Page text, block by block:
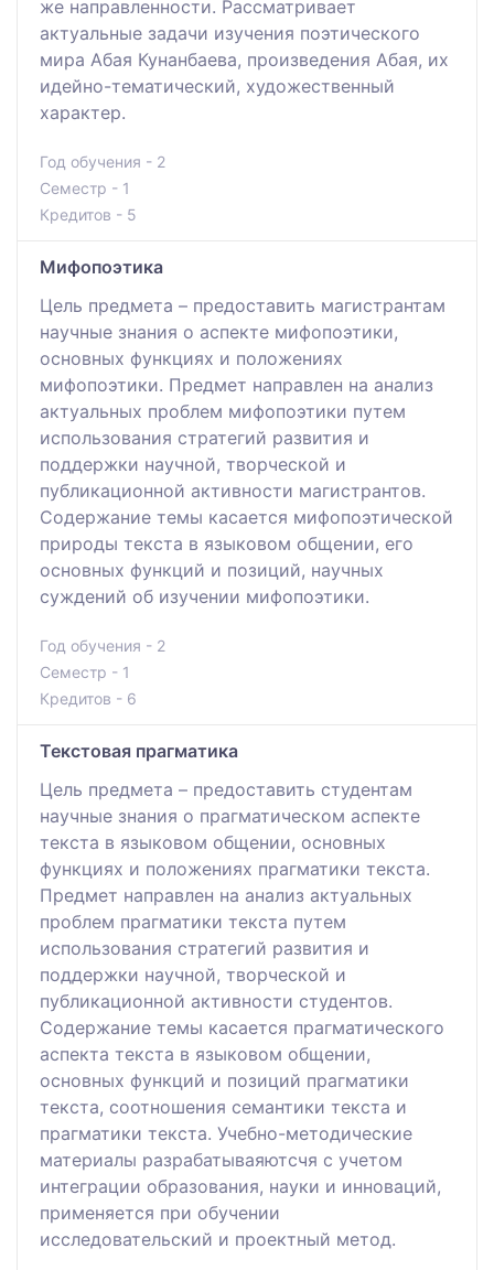
же направленности. Рассматривает
актуальные задачи изучения поэтического
мира Абая Кунанбаева, произведения Абая, их
идейно-тематический, художественный
характер.
Год обучения - 2
Семестр - 1
Кредитов - 5
Мифопоэтика
Цель предмета – предоставить магистрантам
научные знания о аспекте мифопоэтики,
основных функциях и положениях
мифопоэтики. Предмет направлен на анализ
актуальных проблем мифопоэтики путем
использования стратегий развития и
поддержки научной, творческой и
публикационной активности магистрантов.
Содержание темы касается мифопоэтической
природы текста в языковом общении, его
основных функций и позиций, научных
суждений об изучении мифопоэтики.
Год обучения - 2
Семестр - 1
Кредитов - 6
Текстовая прагматика
Цель предмета – предоставить студентам
научные знания о прагматическом аспекте
текста в языковом общении, основных
функциях и положениях прагматики текста.
Предмет направлен на анализ актуальных
проблем прагматики текста путем
использования стратегий развития и
поддержки научной, творческой и
публикационной активности студентов.
Содержание темы касается прагматического
аспекта текста в языковом общении,
основных функций и позиций прагматики
текста, соотношения семантики текста и
прагматики текста. Учебно-методические
материалы разрабатываяютсчя с учетом
интеграции образования, науки и инноваций,
применяется при обучении
исследовательский и проектный метод.